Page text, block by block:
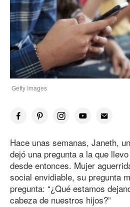
Getty Images
Hace unas semanas, Janeth,
dejó una pregunta a la que
desde entonces. Mujer
social envidiable, su pregunta
pregunta: “¿Qué estamos
cabeza de nuestros hijos?”